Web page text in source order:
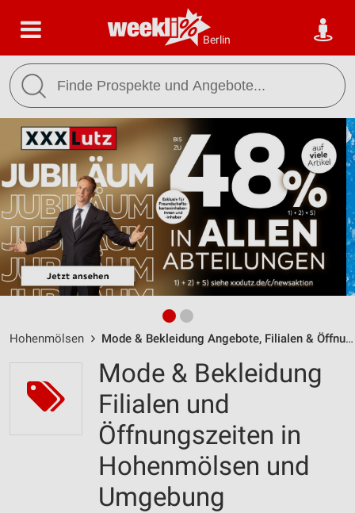
Berlin
Hohenmölsen Mode & Bekleidung Angebote, Filialen & Öffnungszeiten
Mode & Bekleidung
Filialen und
Öffnungszeiten in
Hohenmölsen und
Umgebung